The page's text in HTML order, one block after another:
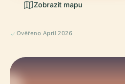
Zobrazit mapu
Ověřeno April 2026